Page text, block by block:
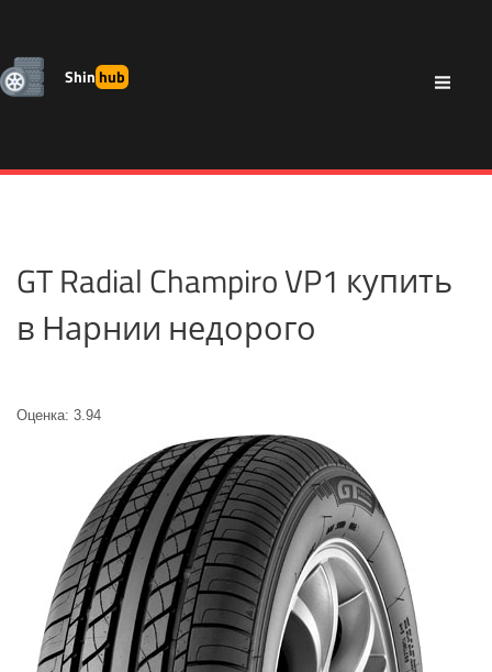
Shinhub
GT Radial Champiro VP1 купить
в Нарнии недорого
Оценка: 3.94